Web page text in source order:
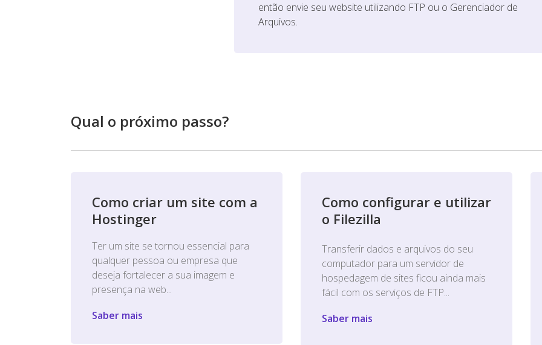
então envie seu website utilizando FTP ou o Gerenciador de
Arquivos.
Qual o próximo passo?
Como criar um site com a
Hostinger
Ter um site se tornou essencial para
qualquer pessoa ou empresa que
deseja fortalecer a sua imagem e
presença na web...
Saber mais
Como configurar e utilizar
o Filezilla
Transferir dados e arquivos do seu
computador para um servidor de
hospedagem de sites ficou ainda mais
fácil com os serviços de FTP...
Saber mais